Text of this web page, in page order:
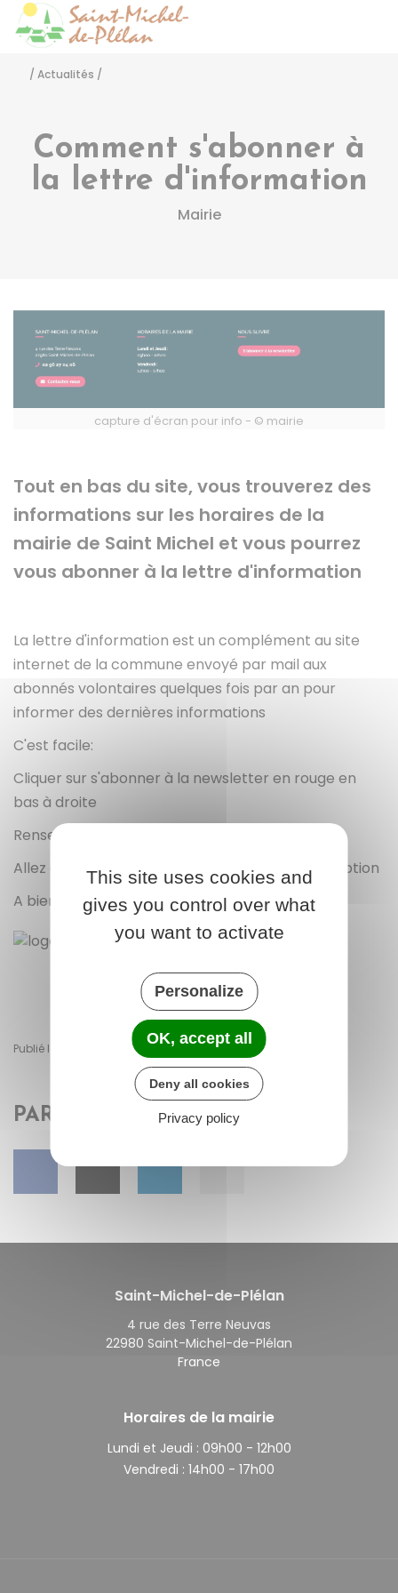
/ Actualités /
Comment s'abonner à
la lettre d'information
Mairie
capture d'écran pour info - © mairie
Tout en bas du site, vous trouverez des
informations sur les horaires de la
mairie de Saint Michel et vous pourrez
vous abonner à la lettre d'information
La lettre d'information est un complément au site
internet de la commune envoyé par mail aux
abonnés volontaires quelques fois par an pour
informer des dernières informations
C'est facile:
Cliquer sur s'abonner à la newsletter en rouge en
bas à droite
Renseigner votre adresse mail
Allez dans vos mails pour confirmer votre inscription
A bientôt!
Publié le lundi 27 octobre 2025
PARTAGER
Saint-Michel-de-Plélan
4 rue des Terre Neuvas
22980 Saint-Michel-de-Plélan
France
Horaires de la mairie
Lundi et Jeudi : 09h00 - 12h00
Vendredi : 14h00 - 17h00
This site uses cookies and
gives you control over what
you want to activate
Personalize
OK, accept all
Deny all cookies
Privacy policy